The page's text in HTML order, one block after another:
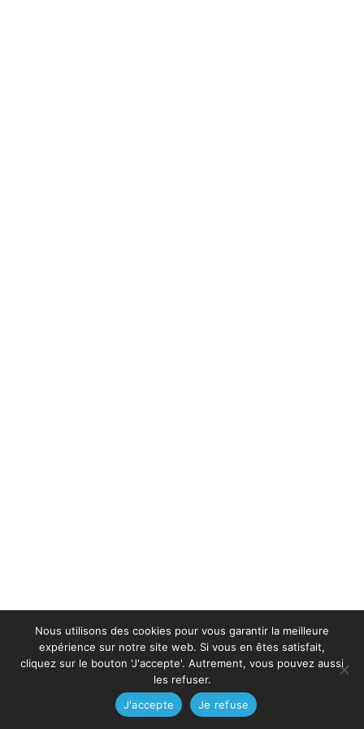
Nous utilisons des cookies pour vous garantir la meilleure
expérience sur notre site web. Si vous en êtes satisfait,
cliquez sur le bouton 'J'accepte'. Autrement, vous pouvez aussi
les refuser.
J'accepte
Je refuse